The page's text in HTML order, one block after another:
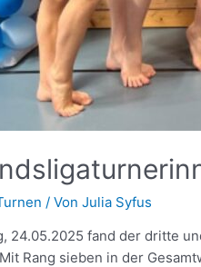
/ VonJulia Syfus
24.05.2025 fand der dritte
Rang sieben in der